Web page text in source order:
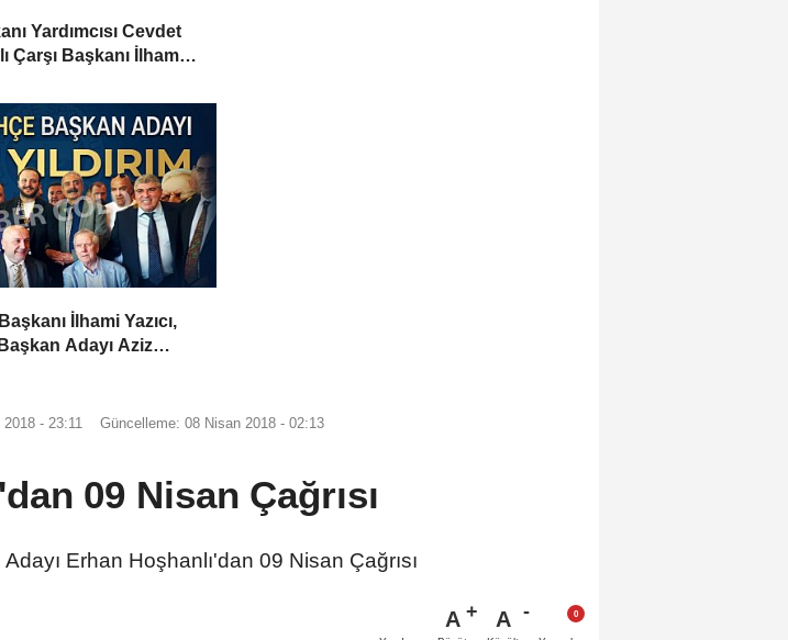
Yardımcısı Cevdet
Çarşı Başkanı İlhami
İlhami Yazıcı,
Adayı Aziz
2018 - 23:11 Güncelleme: 08 Nisan 2018 - 02:13
09 Nisan Çağrısı
Erhan Hoşhanlı'dan 09 Nisan Çağrısı
A A